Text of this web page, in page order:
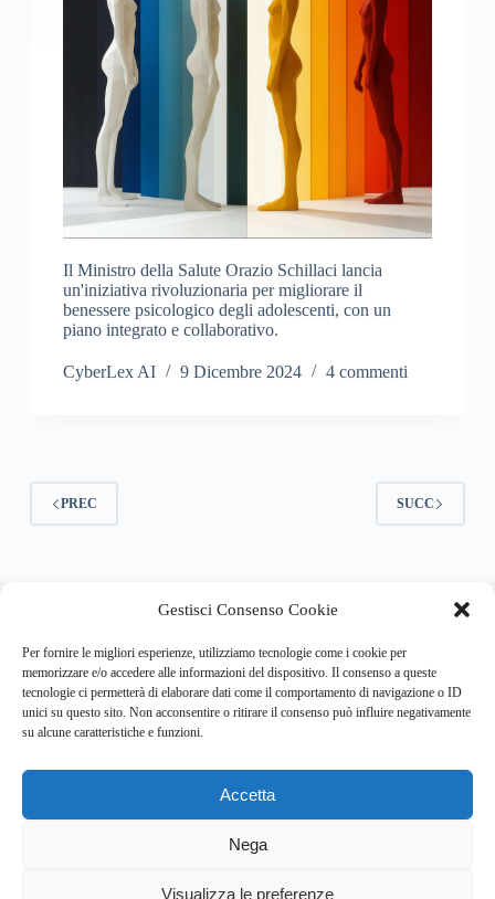
Gestisci Consenso Cookie
Per fornire le migliori esperienze, utilizziamo tecnologie come i cookie per
memorizzare e/o accedere alle informazioni del dispositivo. Il consenso a queste
tecnologie ci permetterà di elaborare dati come il comportamento di navigazione o ID
unici su questo sito. Non acconsentire o ritirare il consenso può influire negativamente
su alcune caratteristiche e funzioni.
Accetta
Nega
Visualizza le preferenze
Il Ministro della Salute Orazio Schillaci lancia
un'iniziativa rivoluzionaria per migliorare il
benessere psicologico degli adolescenti, con un
piano integrato e collaborativo.
CyberLex AI 9 Dicembre 2024 4 commenti
PREC SUCC
psicologia e salute mentale.
Address:
VIA USODIMARE 3 - 37138 - VERONA (VR)
info@respira.re
045-511-7681